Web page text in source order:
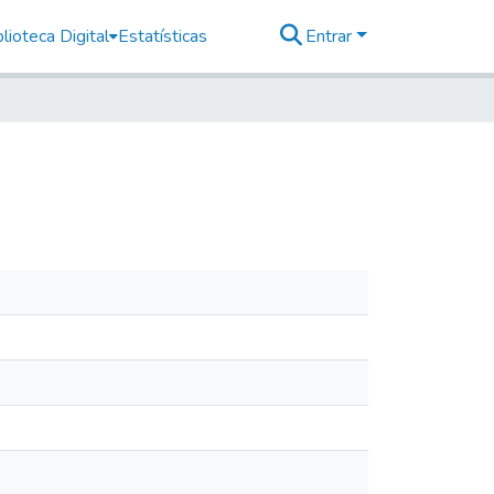
Digital Estatísticas Entrar